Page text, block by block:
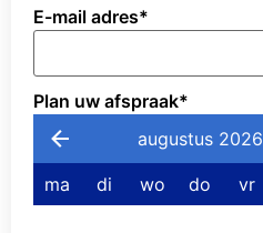
E-mail adres*
Plan uw afspraak*
augustus 2026
ma di wo do vr